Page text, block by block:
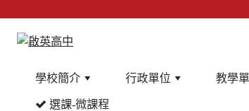
學校簡介 行政單位 教學
選課-微課程